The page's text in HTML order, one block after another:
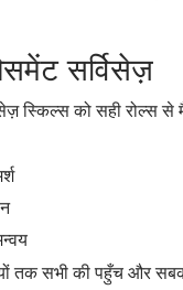
सर्विसेज़
स्किल्स को सही रोल्स
तक सभी की पहुँच और